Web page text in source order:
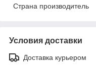
Страна производитель
Условия доставки
Доставка курьером